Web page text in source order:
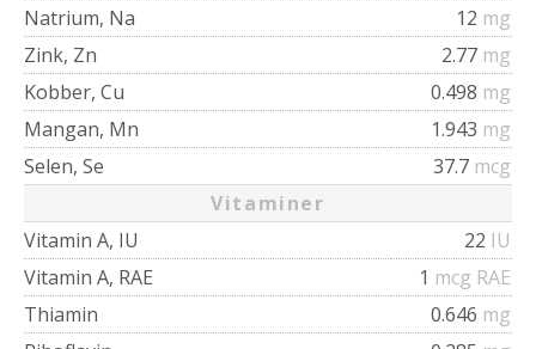
Natrium, Na
12 mg
Zink, Zn
2.77 mg
Kobber, Cu
0.498 mg
Mangan, Mn
1.943 mg
Selen, Se
37.7 mcg
Vitaminer
Vitamin A, IU
22 IU
Vitamin A, RAE
1 mcg RAE
Thiamin
0.646 mg